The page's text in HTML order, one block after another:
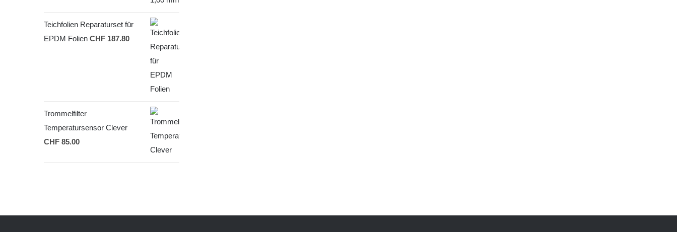
Teichfolien Reparaturset für
EPDM Folien CHF 187.80
Trommelfilter
Temperatursensor Clever
CHF 85.00